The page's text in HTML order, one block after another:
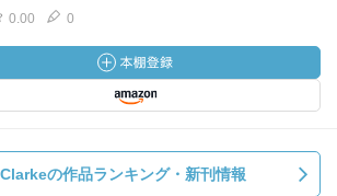
0.00 0
の作品ランキング・新刊情報